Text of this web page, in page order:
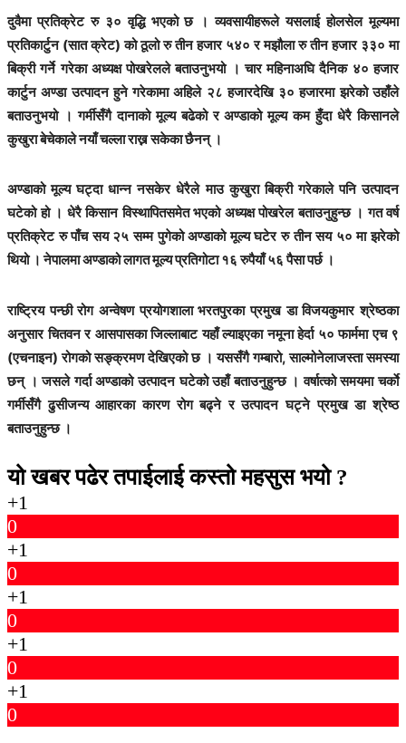
दुवैमा प्रतिक्रेट रु ३० वृद्धि भएको छ । व्यवसायीहरूले यसलाई होलसेल मूल्यमा
प्रतिकार्टुन (सात क्रेट) को ठूलो रु तीन हजार ५४० र मझौला रु तीन हजार ३३० मा
बिक्री गर्ने गरेका अध्यक्ष पोखरेलले बताउनुभयो । चार महिनाअघि दैनिक ४० हजार
कार्टुन अण्डा उत्पादन हुने गरेकामा अहिले २८ हजारदेखि ३० हजारमा झरेको उहाँले
बताउनुभयो । गर्मीसँगै दानाको मूल्य बढेको र अण्डाको मूल्य कम हुँदा धेरै किसानले
कुखुरा बेचेकाले नयाँ चल्ला राख्न सकेका छैनन् ।
अण्डाको मूल्य घट्दा धान्न नसकेर धेरैले माउ कुखुरा बिक्री गरेकाले पनि उत्पादन
घटेको हो । धेरै किसान विस्थापितसमेत भएको अध्यक्ष पोखरेल बताउनुहुन्छ । गत वर्ष
प्रतिक्रेट रु पाँच सय २५ सम्म पुगेको अण्डाको मूल्य घटेर रु तीन सय ५० मा झरेको
थियो । नेपालमा अण्डाको लागत मूल्य प्रतिगोटा १६ रुपैयाँ ५६ पैसा पर्छ ।
राष्ट्रिय पन्छी रोग अन्वेषण प्रयोगशाला भरतपुरका प्रमुख डा विजयकुमार श्रेष्ठका
अनुसार चितवन र आसपासका जिल्लाबाट यहाँ ल्याइएका नमूना हेर्दा ५० फार्ममा एच ९
(एचनाइन) रोगको सङ्क्रमण देखिएको छ । यससँगै गम्बारो, साल्मोनेलाजस्ता समस्या
छन् । जसले गर्दा अण्डाको उत्पादन घटेको उहाँ बताउनुहुन्छ । वर्षात्को समयमा चर्काे
गर्मीसँगै ढुसीजन्य आहारका कारण रोग बढ्ने र उत्पादन घट्ने प्रमुख डा श्रेष्ठ
बताउनुहुन्छ ।
यो खबर पढेर तपाईलाई कस्तो महसुस भयो ?
+1
0
+1
0
+1
0
+1
0
+1
0